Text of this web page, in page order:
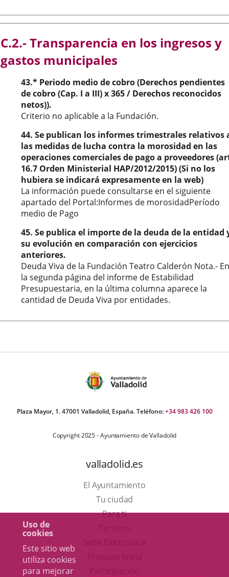
Uso de
cookies
Este sitio web
utiliza cookies
para mejorar
C.2.- Transparencia en los ingresos y
gastos municipales
43.* Periodo medio de cobro (Derechos pendientes
de cobro (Cap. I a III) x 365 / Derechos reconocidos
netos)).
Criterio no aplicable a la Fundación.
44. Se publican los informes trimestrales relativos
las medidas de lucha contra la morosidad en las
operaciones comerciales de pago a proveedores
16.7 Orden Ministerial HAP/2012/2015) (Si no los
hubiera se indicará expresamente en la web)
La información puede consultarse en el siguiente
apartado del Portal:Informes de morosidadPeríodo
medio de Pago
45. Se publica el importe de la deuda de la entidad
su evolución en comparación con ejercicios
anteriores.
Deuda Viva de la Fundación Teatro Calderón Nota.- En
la segunda página del informe de Estabilidad
Presupuestaria, en la última columna aparece la
cantidad de Deuda Viva por entidades.
Plaza Mayor, 1. 47001 Valladolid, España. Teléfono:+34 983 426 100
Copyright 2025 - Ayuntamiento de Valladolid
valladolid.es
El Ayuntamiento
Tu ciudad
Para ti